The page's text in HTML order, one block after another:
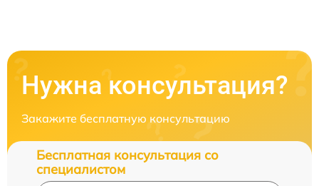
Нужна консультация?
Закажите бесплатную консультацию
Бесплатная консультация со
специалистом